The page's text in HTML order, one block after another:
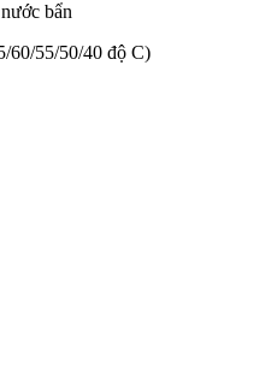
bẩn
60/55/50/40 độ C)